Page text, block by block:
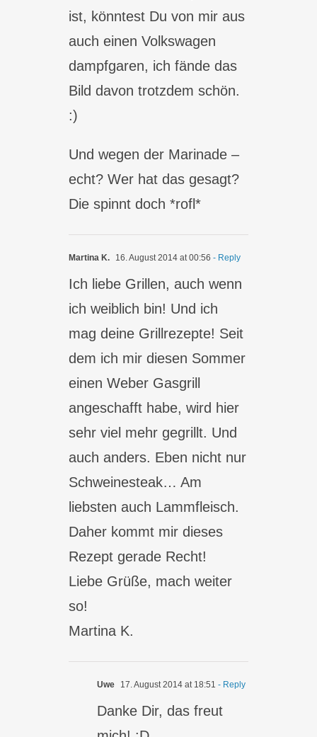
ist, könntest Du von mir aus
auch einen Volkswagen
dampfgaren, ich fände das
Bild davon trotzdem schön.
:)
Und wegen der Marinade –
echt? Wer hat das gesagt?
Die spinnt doch *rofl*
Martina K. 16. August 2014 at 00:56 - Reply
Ich liebe Grillen, auch wenn
ich weiblich bin! Und ich
mag deine Grillrezepte! Seit
dem ich mir diesen Sommer
einen Weber Gasgrill
angeschafft habe, wird hier
sehr viel mehr gegrillt. Und
auch anders. Eben nicht nur
Schweinesteak… Am
liebsten auch Lammfleisch.
Daher kommt mir dieses
Rezept gerade Recht!
Liebe Grüße, mach weiter
so!
Martina K.
Uwe 17. August 2014 at 18:51 - Reply
Danke Dir, das freut